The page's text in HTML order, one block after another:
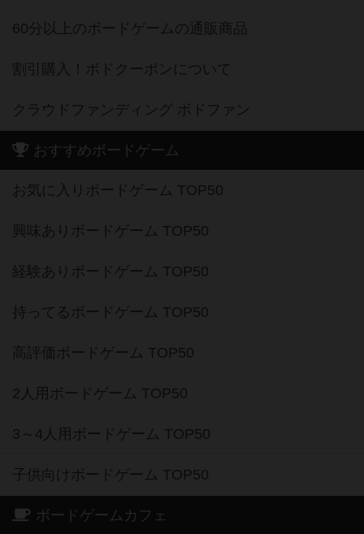
60分以上のボードゲームの通販商品
割引購入！ボドクーポンについて
クラウドファンディング ボドファン
おすすめボードゲーム
お気に入りボードゲーム TOP50
興味ありボードゲーム TOP50
経験ありボードゲーム TOP50
持ってるボードゲーム TOP50
高評価ボードゲーム TOP50
2人用ボードゲーム TOP50
3～4人用ボードゲーム TOP50
子供向けボードゲーム TOP50
ボードゲームカフェ